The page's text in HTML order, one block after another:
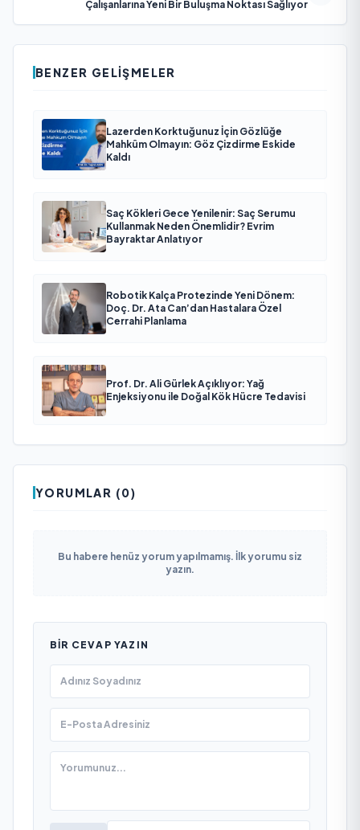
Çalışanlarına Yeni Bir Buluşma Noktası Sağlıyor
BENZER GELIŞMELER
Lazerden Korktuğunuz İçin Gözlüğe
Mahkûm Olmayın: Göz Çizdirme Eskide
Kaldı
Saç Kökleri Gece Yenilenir: Saç Serumu
Kullanmak Neden Önemlidir? Evrim
Bayraktar Anlatıyor
Robotik Kalça Protezinde Yeni Dönem:
Doç. Dr. Ata Can’dan Hastalara Özel
Cerrahi Planlama
Prof. Dr. Ali Gürlek Açıklıyor: Yağ
Enjeksiyonu ile Doğal Kök Hücre Tedavisi
YORUMLAR (0)
Bu habere henüz yorum yapılmamış. İlk yorumu siz
yazın.
BIR CEVAP YAZIN